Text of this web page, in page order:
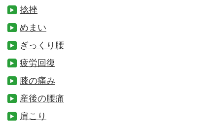
捻挫
めまい
ぎっくり腰
疲労回復
膝の痛み
産後の腰痛
肩こり